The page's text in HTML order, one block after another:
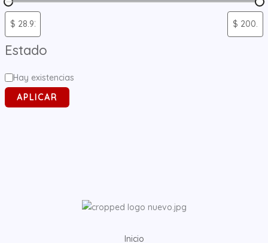
Estado
Hay existencias
APLICAR
Inicio